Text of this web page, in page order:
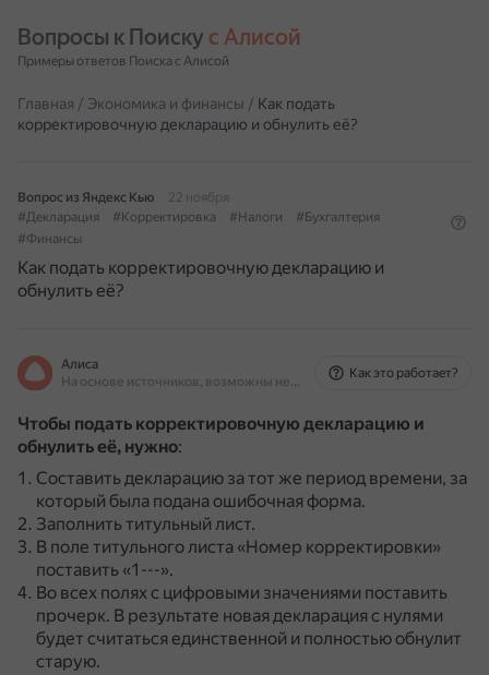
Вопросы к Поиску с Алисой
Примеры ответов Поиска с Алисой
Главная / Экономика и финансы / Как подать
корректировочную декларацию и обнулить её?
Вопрос из Яндекс Кью
22 ноября
#Декларация
#Корректировка #Налоги
#Бухгалтерия
#Финансы
Как подать корректировочную декларацию и
обнулить её?
Алиса
На основе источников, возможны неточности
Как это работает?
Чтобы подать корректировочную декларацию и
обнулить её, нужно:
Составить декларацию за тот же период времени, за
который была подана ошибочная форма.
Заполнить титульный лист.
В поле титульного листа «Номер корректировки»
поставить «1---».
Во всех полях с цифровыми значениями поставить
прочерк. В результате новая декларация с нулями
будет считаться единственной и полностью обнулит
старую.